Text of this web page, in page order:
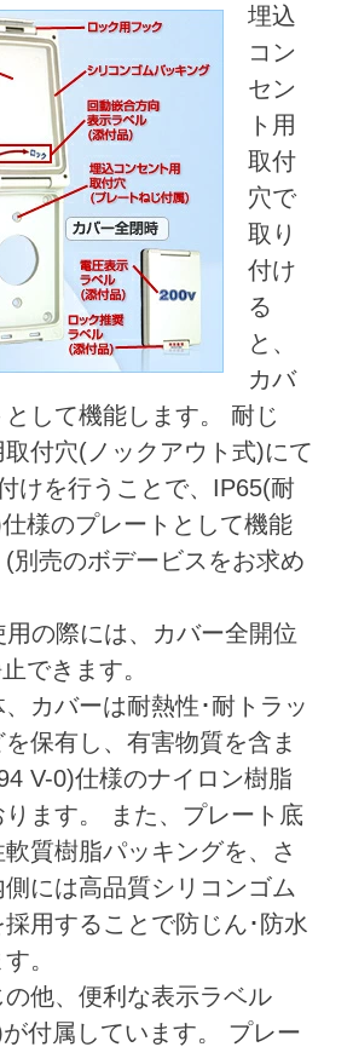
埋込
コン
セン
ト用
取付
穴で
取り
付け
る
と、
カバ
して機能します。 耐じ
付穴(ノックアウト式)にて
けを行うことで、IP65(耐
様のプレートとして機能
(別売のボデービスをお求め
用の際には、カバー全開位
できます。
カバーは耐熱性･耐トラッ
保有し、有害物質を含ま
V-0)仕様のナイロン樹脂
ます。 また、プレート底
質樹脂パッキングを、さ
には高品質シリコンゴム
用することで防じん･防水
。
他、便利な表示ラベル
付属しています。 プレー